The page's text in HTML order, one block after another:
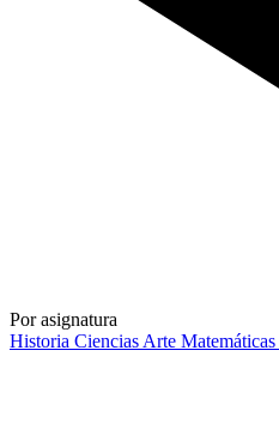
Por asignatura
Historia Ciencias Arte Matemáticas